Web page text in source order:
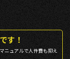
す！
ニュアルで⼈件費も抑え